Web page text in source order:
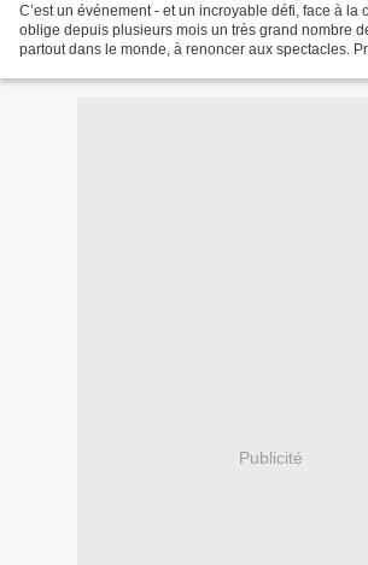
C’est un événement - et un incroyable défi, face à la
oblige depuis plusieurs mois un très grand nombre
partout dans le monde, à renoncer aux spectacles.
Publicité